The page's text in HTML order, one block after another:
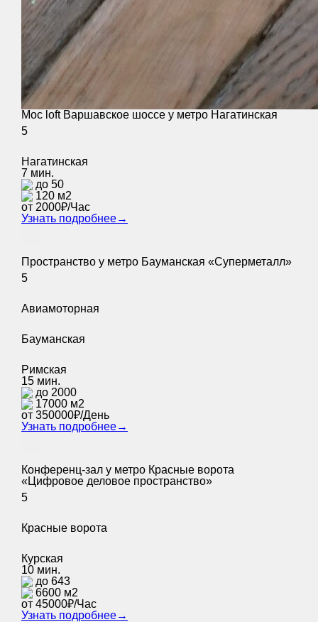
Moc loft Варшавское шоссе у метро Нагатинская
5
Нагатинская
7 мин.
до 50
120 м2
от 2000₽/Час
Узнать подробнее→
Пространство у метро Бауманская «Суперметалл»
5
Авиамоторная
Бауманская
Римская
15 мин.
до 2000
17000 м2
от 350000₽/День
Узнать подробнее→
Конференц-зал у метро Красные ворота
«Цифровое деловое пространство»
5
Красные ворота
Курская
10 мин.
до 643
6600 м2
от 45000₽/Час
Узнать подробнее→